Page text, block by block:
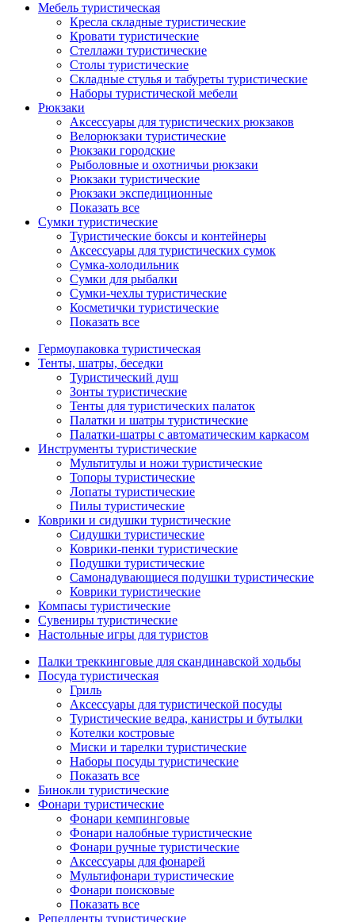
Мебель туристическая
Кресла складные туристические
Кровати туристические
Стеллажи туристические
Столы туристические
Складные стулья и табуреты туристические
Наборы туристической мебели
Рюкзаки
Аксессуары для туристических рюкзаков
Велорюкзаки туристические
Рюкзаки городские
Рыболовные и охотничьи рюкзаки
Рюкзаки туристические
Рюкзаки экспедиционные
Показать все
Сумки туристические
Туристические боксы и контейнеры
Аксессуары для туристических сумок
Сумка-холодильник
Сумки для рыбалки
Сумки-чехлы туристические
Косметички туристические
Показать все
Гермоупаковка туристическая
Тенты, шатры, беседки
Туристический душ
Зонты туристические
Тенты для туристических палаток
Палатки и шатры туристические
Палатки-шатры с автоматическим каркасом
Инструменты туристические
Мультитулы и ножи туристические
Топоры туристические
Лопаты туристические
Пилы туристические
Коврики и сидушки туристические
Сидушки туристические
Коврики-пенки туристические
Подушки туристические
Самонадувающиеся подушки туристические
Коврики туристические
Компасы туристические
Сувениры туристические
Настольные игры для туристов
Палки треккинговые для скандинавской ходьбы
Посуда туристическая
Гриль
Аксессуары для туристической посуды
Туристические ведра, канистры и бутылки
Котелки костровые
Миски и тарелки туристические
Наборы посуды туристические
Показать все
Бинокли туристические
Фонари туристические
Фонари кемпинговые
Фонари налобные туристические
Фонари ручные туристические
Аксессуары для фонарей
Мультифонари туристические
Фонари поисковые
Показать все
Репелленты туристические